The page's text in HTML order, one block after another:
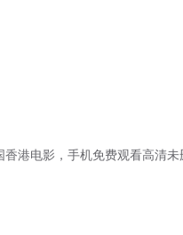
港电影，手机免费观看高清未